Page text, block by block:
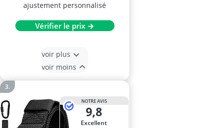
ajustement personnalisé
Vérifier le prix →
voir plus
voir moins
NOTRE AVIS
9,8
Excellent